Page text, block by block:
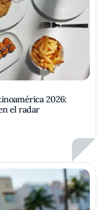
2026:
el radar